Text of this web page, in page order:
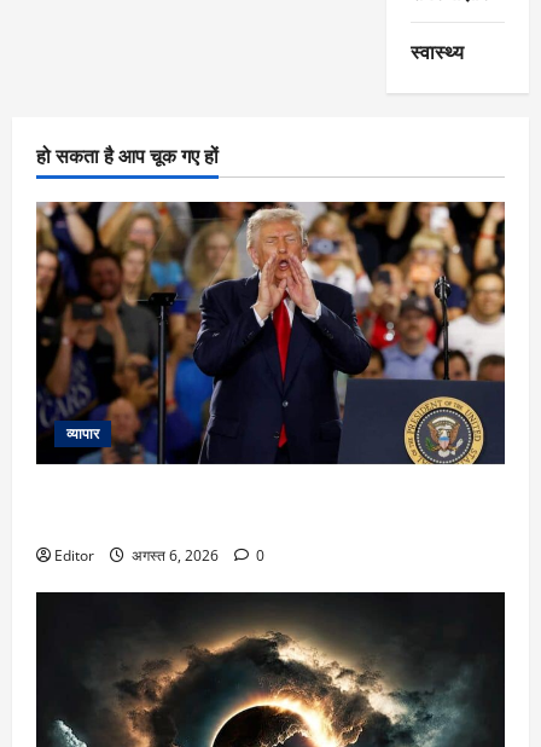
स्वास्थ्य
हो सकता है आप चूक गए हों
व्यापार
Editor अगस्त 6, 2026 0